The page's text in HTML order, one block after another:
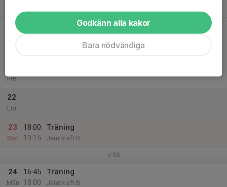
20 Match mot Ope IF Vit F2012
Hofvallens IP konstgräs
Fre
22
Lör
23
Sön
18:00
19:15
Träning
Jämtkraft B
v.35
24
Mån
16:45
18:00
Träning
Jämtkraft B
Godkänn alla kakor
Bara nödvändiga